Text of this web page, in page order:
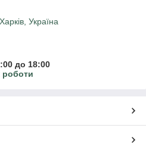
Україна
до 18:00
роботи